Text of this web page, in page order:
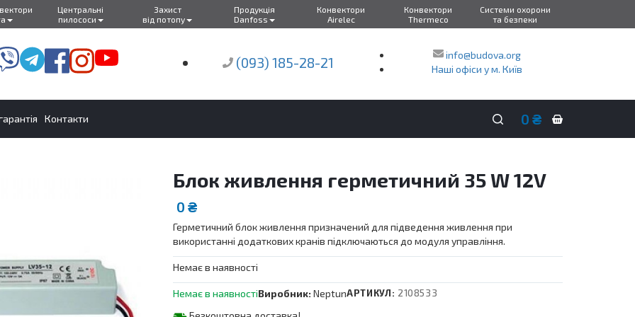
(093) 185-28-21
info@budova.org
Наші офіси у м. Київ
Контакти
Кошик
покупок
0₴
Блок живлення герметичний 35 W 12V
0 ₴
Герметичний блок живлення призначений для підведення живлення при
використанні додаткових кранів підключаються до модуля управління.
Немає в наявності
Немає в наявностіВиробник: NeptunАРТИКУЛ: 2108533
Центральні
пилососи
Захист
від потопу
Продукція
Danfoss
Конвектори
Airelec
Конвектори
Thermeco
Системи охорони
та безпеки